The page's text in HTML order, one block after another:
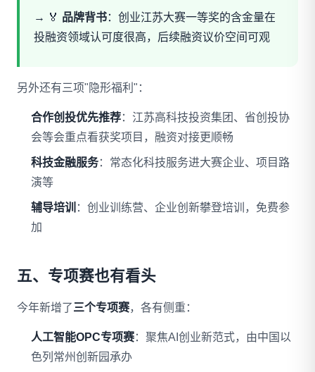
→ 🏅 品牌背书：创业江苏大赛一等奖的含金量在
投融资领域认可度很高，后续融资议价空间可观
另外还有三项"隐形福利"：
合作创投优先推荐：江苏高科技投资集团、省创投协
会等会重点看获奖项目，融资对接更顺畅
科技金融服务：常态化科技服务进大赛企业、项目路
演等
辅导培训 ：创业训练营、企业创新攀登培训，免费参
加
五、专项赛也有看头
今年新增了三个专项赛，各有侧重：
人工智能OPC专项赛：聚焦AI创业新范式，由中国以
色列常州创新园承办